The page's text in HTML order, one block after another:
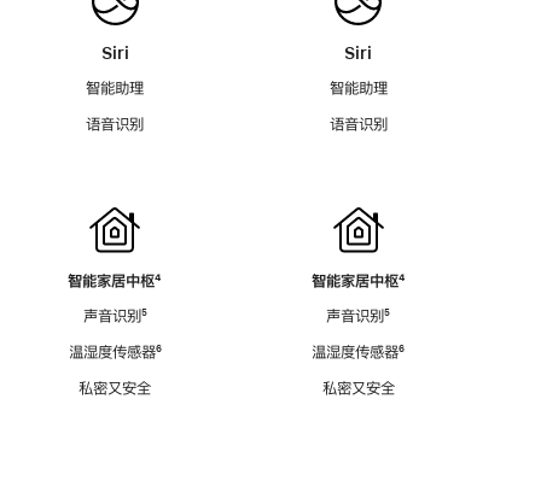
Siri
智能助理
语音识别
智能家居中枢脚
⁴
声音识别脚
⁵
温湿度传感器脚
⁶
私密又安全
Siri
智能助理
语音识别
智能家居中枢脚
⁴
声音识别脚
⁵
温湿度传感器脚
⁶
私密又安全